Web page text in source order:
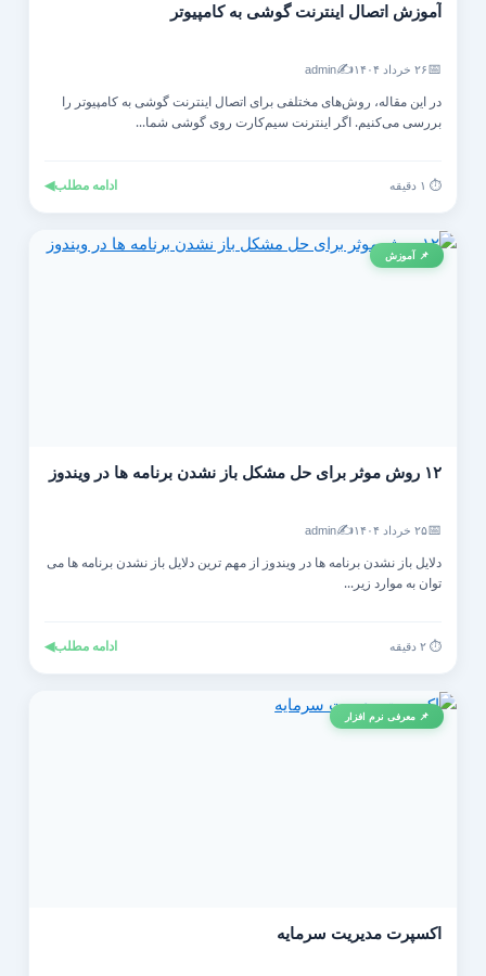
آموزش اتصال اینترنت گوشی به کامپیوتر
۲۶ خرداد ۱۴۰۴ ✍️
admin
در این مقاله، روش‌های مختلفی برای اتصال اینترنت گوشی به کامپیوتر را
بررسی می‌کنیم. اگر اینترنت سیم‌کارت روی گوشی شما...
ادامه مطلب◀
📌 آموزش
۱۲ روش موثر برای حل مشکل باز نشدن برنامه ها در ویندوز
۲۵ خرداد ۱۴۰۴ ✍️
admin
دلایل باز نشدن برنامه ها در ویندوز از مهم ترین دلایل باز نشدن برنامه ها می
توان به موارد زیر...
ادامه مطلب◀
📌 معرفی نرم افزار
اکسپرت مدیریت سرمایه